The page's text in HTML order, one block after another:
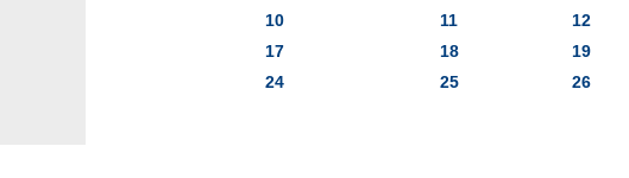
10
11 12
17
18 19
24
25 26